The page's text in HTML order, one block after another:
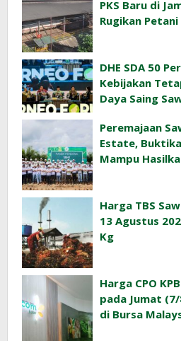
PKS Baru di
Rugikan
DHE SDA 50
Kebijakan
Daya Saing
Peremajaan
Estate,
Mampu
Harga TBS
13 Agustus
Kg
Harga CPO
pada Jumat
di Bursa